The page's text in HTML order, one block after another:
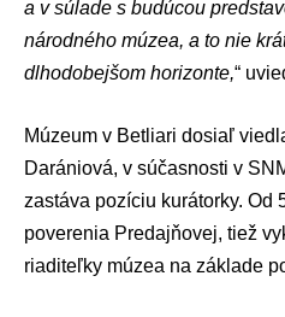
a v súlade s budúcou
národného múzea, a to nie
dlhodobejšom horizonte,“
Múzeum v Betliari dosiaľ
Darániová, v súčasnosti v
zastáva pozíciu kurátorky. Od
poverenia Predajňovej, tiež
riaditeľky múzea na základe